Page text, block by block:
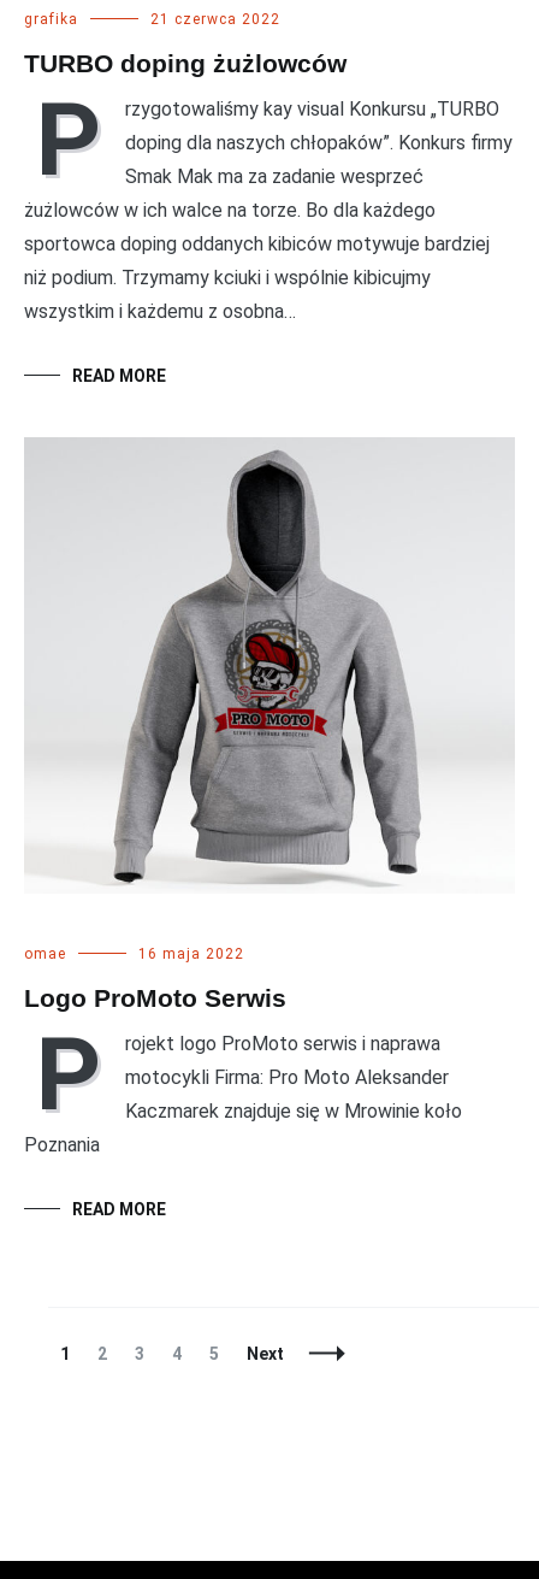
grafika 21 czerwca 2022
TURBO doping żużlowców
P
rzygotowaliśmy kay visual Konkursu „TURBO
doping dla naszych chłopaków”. Konkurs firmy
Smak Mak ma za zadanie wesprzeć
żużlowców w ich walce na torze. Bo dla każdego
sportowca doping oddanych kibiców motywuje bardziej
niż podium. Trzymamy kciuki i wspólnie kibicujmy
wszystkim i każdemu z osobna…
READ MORE
omae 16 maja 2022
Logo ProMoto Serwis
P
rojekt logo ProMoto serwis i naprawa
motocykli Firma: Pro Moto Aleksander
Kaczmarek znajduje się w Mrowinie koło
Poznania
READ MORE
Posts
Page
1 Page
2 Page
3 Page
4 Page
5 Next